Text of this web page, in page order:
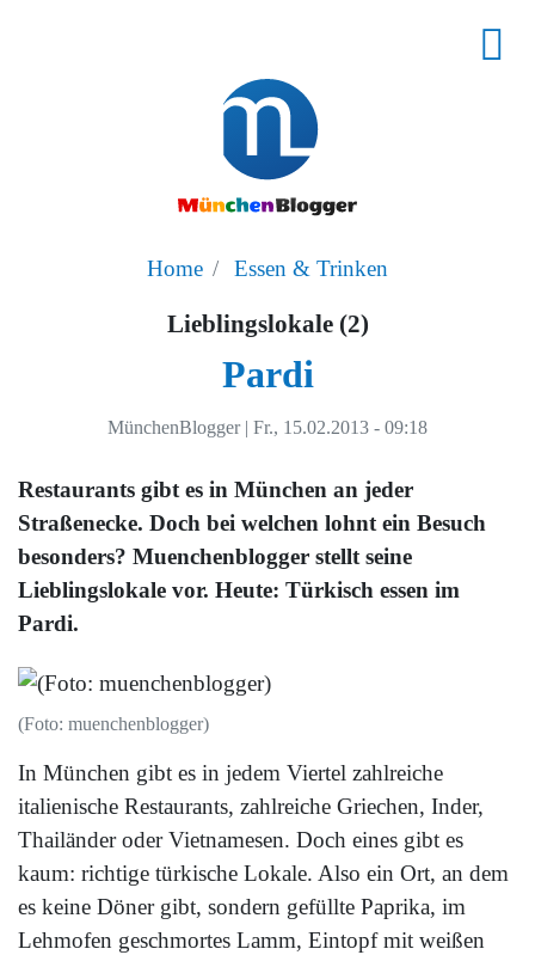
Home Essen & Trinken
Lieblingslokale (2)
Pardi
MünchenBlogger | Fr., 15.02.2013 - 09:18
Restaurants gibt es in München an jeder
Straßenecke. Doch bei welchen lohnt ein Besuch
besonders? Muenchenblogger stellt seine
Lieblingslokale vor. Heute: Türkisch essen im
Pardi.
(Foto: muenchenblogger)
In München gibt es in jedem Viertel zahlreiche
italienische Restaurants, zahlreiche Griechen, Inder,
Thailänder oder Vietnamesen. Doch eines gibt es
kaum: richtige türkische Lokale. Also ein Ort, an dem
es keine Döner gibt, sondern gefüllte Paprika, im
Lehmofen geschmortes Lamm, Eintopf mit weißen